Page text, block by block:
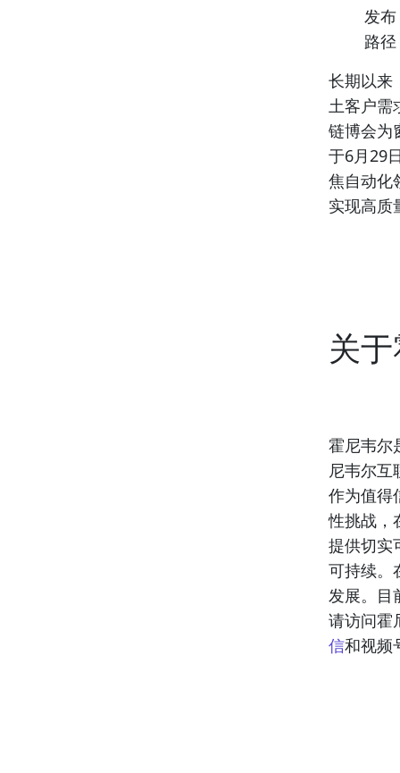
发布
路
长期以来
土客户需
链博会为
于6月29
焦自动化
实现高质
关
霍尼韦尔
尼韦尔互
作为值得
性挑战，
提供切实
可持续。
发展。目
请访问霍
信和视频